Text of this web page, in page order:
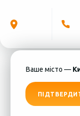
Ваше місто —
2002 (4